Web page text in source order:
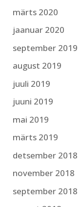
märts 2020
jaanuar 2020
september 2019
august 2019
juuli 2019
juuni 2019
mai 2019
märts 2019
detsember 2018
november 2018
september 2018